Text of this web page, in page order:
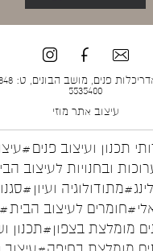
5535400
עיצוב אתר מוזי
תכנון ועיצוב פנים
ובחנויות לעיצוב
#מתודולוגיה ועיון
#חומרים לעיצוב הבית
מומלצת בצפון#תכנון